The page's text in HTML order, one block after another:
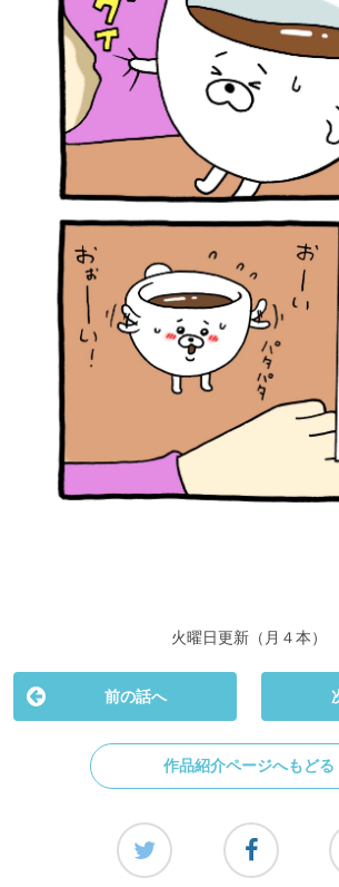
火曜日更新（月４本）
前の話へ
作品紹介ページへもどる